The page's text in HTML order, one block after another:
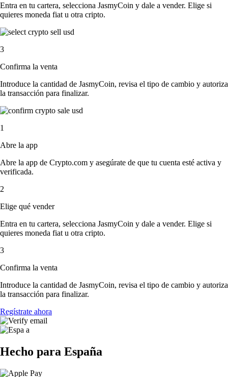
Entra en tu cartera, selecciona JasmyCoin y dale a vender. Elige si
quieres moneda fiat u otra cripto.
3
Confirma la venta
Introduce la cantidad de JasmyCoin, revisa el tipo de cambio y autoriza
la transacción para finalizar.
1
Abre la app
Abre la app de Crypto.com y asegúrate de que tu cuenta esté activa y
verificada.
2
Elige qué vender
Entra en tu cartera, selecciona JasmyCoin y dale a vender. Elige si
quieres moneda fiat u otra cripto.
3
Confirma la venta
Introduce la cantidad de JasmyCoin, revisa el tipo de cambio y autoriza
la transacción para finalizar.
Regístrate ahora
Hecho para España